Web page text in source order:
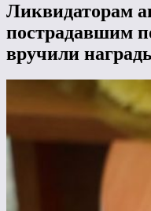
Ликвидаторам
пострадавшим
вручили